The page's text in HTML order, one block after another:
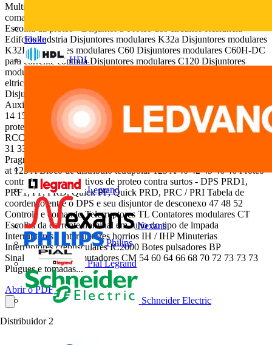
Fluke
HDL
Legrand
Nexans
Philips
Pial Legrand
Schneider Electric
Distribuidor 2
Multi 9 Quadros de distribuio, dispositivos de proteo, controle e
comando de 0,5 a 125 A Catlogo 2010 Sumrio Escolha da proteo
Escolha da proteo - Disjuntor 3 Proteo dos circuitos Residncia
Edifcios Indstria Disjuntores modulares K32a Disjuntores modulares
K32F Disjuntores modulares C60 Disjuntores modulares C60H-DC
para corrente contnua Disjuntores modulares C120 Disjuntores
modulares DPN Disjuntores diferenciais DPN Vigi Auxiliares
eltricos C60 / C120 / ID / DPN Acessrios mecnicos C60 / C120 / I
Disjuntores modulares NG125 Disjuntores modulares NG125LMA
Auxiliares eltricos NG125 Acessrios mecnicos NG125 4 5 6 10 12
14 15 16 20 22 24 25 28 Proteo diferencial Princpios de escolha das
protees diferenciais VitaWatt Interruptor diferencial IDa, ID e
RCCB-ID Bloco diferencial Vigi C60 / Vigi C120 / Vigi NG125 30
31 33 37 Quadros de distribuio Micro Pragma e Mini Pragma
Pragma Pentes de conexo Distribuio de corrente - Barras de bornes
at 125 A Bloco de distribuio tetrapolar 125 A 40 42 45 46 46 Proteo
contra surtos Dispositivos de proteo contra surtos - DPS PRD1,
PRF1, PF, PRD, Quick PF, Quick PRD, PRC / PRI Tabela de
coordenao entre o DPS e seu disjuntor de desconexo 47 48 52
Controle e comando Telerruptores TL Contatores modulares CT
Escolha da corrente nominal em funo do tipo de lmpada
Interruptores I Interruptores horrios IH / IHP Minuterias
Interruptores crepusculares IC2000 Botes pulsadores BP
Sinalizadores V Comutadores CM 54 60 64 66 68 70 72 73 73 73
Plugues e tomadas...
Abrir o PDF